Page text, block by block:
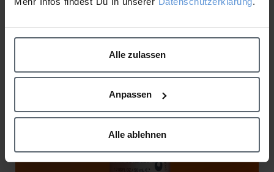
Alle zulassen
Anpassen
Alle ablehnen